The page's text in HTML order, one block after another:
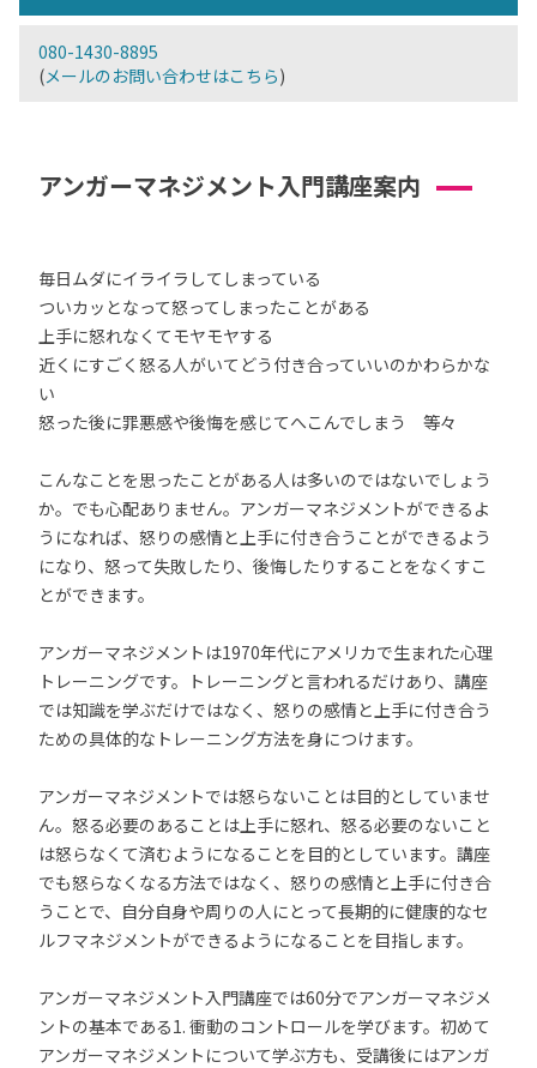
080-1430-8895
(メールのお問い合わせはこちら)
アンガーマネジメント入門講座案内
毎日ムダにイライラしてしまっている
ついカッとなって怒ってしまったことがある
上手に怒れなくてモヤモヤする
近くにすごく怒る人がいてどう付き合っていいのかわらかな
い
怒った後に罪悪感や後悔を感じてへこんでしまう 等々
こんなことを思ったことがある人は多いのではないでしょう
か。でも心配ありません。アンガーマネジメントができるよ
うになれば、怒りの感情と上手に付き合うことができるよう
になり、怒って失敗したり、後悔したりすることをなくすこ
とができます。
アンガーマネジメントは1970年代にアメリカで生まれた心理
トレーニングです。トレーニングと言われるだけあり、講座
では知識を学ぶだけではなく、怒りの感情と上手に付き合う
ための具体的なトレーニング方法を身につけます。
アンガーマネジメントでは怒らないことは目的としていませ
ん。怒る必要のあることは上手に怒れ、怒る必要のないこと
は怒らなくて済むようになることを目的としています。講座
でも怒らなくなる方法ではなく、怒りの感情と上手に付き合
うことで、自分自身や周りの人にとって長期的に健康的なセ
ルフマネジメントができるようになることを目指します。
アンガーマネジメント入門講座では60分でアンガーマネジメ
ントの基本である1. 衝動のコントロールを学びます。初めて
アンガーマネジメントについて学ぶ方も、受講後にはアンガ